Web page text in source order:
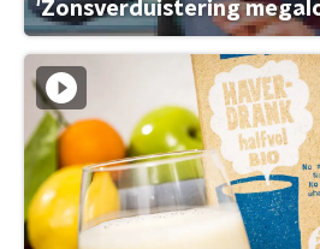
'Zonsverduistering